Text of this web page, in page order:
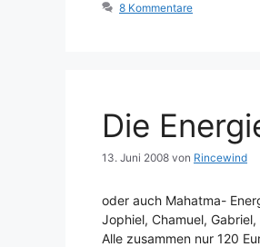
8 Kommentare
Die
13. Juni 2008 von Rincewind
oder auch Mahatma-
Jophiel, Chamuel,
Alle zusammen nur 120